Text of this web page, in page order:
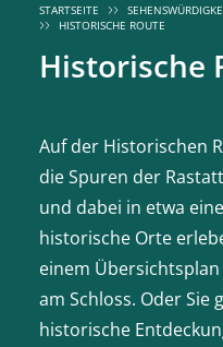
STARTSEITE
HISTORISCHE ROUTE
Historische
Auf der Historischen
die Spuren der
und dabei in etwa
historische Orte
einem
am Schloss. Oder Sie
historische